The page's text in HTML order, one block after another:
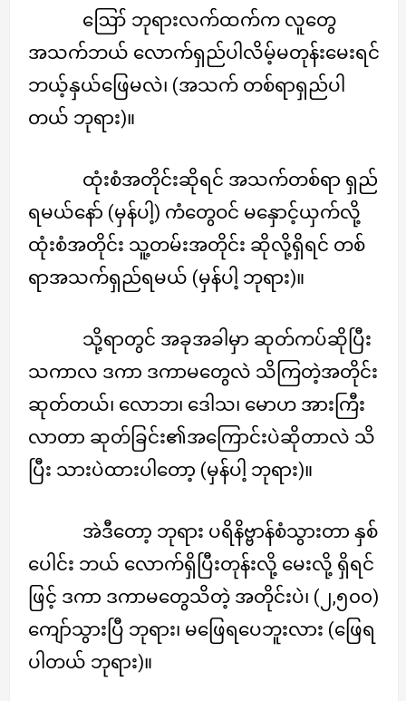
ဪ ဘုရားလက်ထက်က လူတွေ
အသက်ဘယ် လောက်ရှည်ပါလိမ့်မတုန်းမေးရင်
ဘယ့်နှယ်ဖြေမလဲ၊ (အသက် တစ်ရာရှည်ပါ
တယ် ဘုရား)။
ထုံးစံအတိုင်းဆိုရင် အသက်တစ်ရာ ရှည်
ရမယ်နော် (မှန်ပါ့) ကံတွေဝင် မနှောင့်ယှက်လို့
ထုံးစံအတိုင်း သူ့တမ်းအတိုင်း ဆိုလို့ရှိရင် တစ်
ရာအသက်ရှည်ရမယ် (မှန်ပါ့ ဘုရား)။
သို့ရာတွင် အခုအခါမှာ ဆုတ်ကပ်ဆိုပြီး
သကာလ ဒကာ ဒကာမတွေလဲ သိကြတဲ့အတိုင်း
ဆုတ်တယ်၊ လောဘ၊ ဒေါသ၊ မောဟ အားကြီး
လာတာ ဆုတ်ခြင်း၏အကြောင်းပဲဆိုတာလဲ သိ
ပြီး သားပဲထားပါတော့ (မှန်ပါ့ ဘုရား)။
အဲဒီတော့ ဘုရား ပရိနိဗ္ဗာန်စံသွားတာ နှစ်
ပေါင်း ဘယ် လောက်ရှိပြီးတုန်းလို့ မေးလို့ ရှိရင်
ဖြင့် ဒကာ ဒကာမတွေသိတဲ့ အတိုင်းပဲ၊ (၂,၅၀၀)
ကျော်သွားပြီ ဘုရား၊ မဖြေရပေဘူးလား (ဖြေရ
ပါတယ် ဘုရား)။